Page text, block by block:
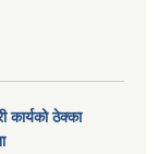
कार्यको ठेक्का